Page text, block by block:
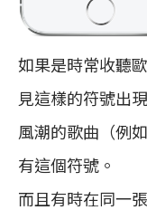
如果是時常收聽
見這樣的符號出
風潮的歌曲（例
有這個符號。
而且有時在同一